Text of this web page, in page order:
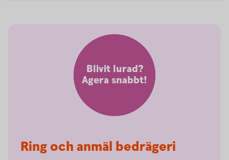
Ring och anmäl bedrägeri
Blivit lurad?
Agera snabbt!